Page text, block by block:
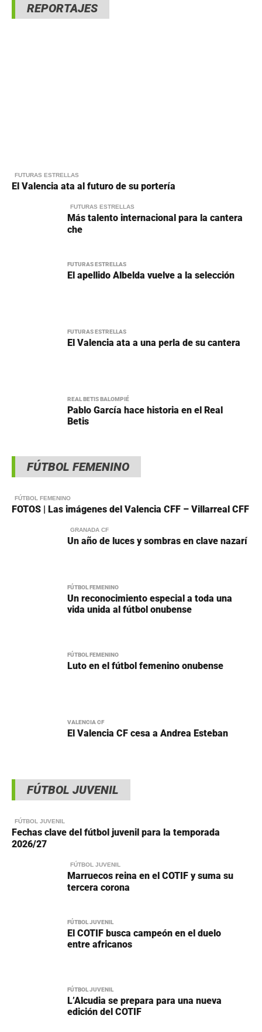
REPORTAJES
FUTURAS ESTRELLAS
El Valencia ata al futuro de su portería
FUTURAS ESTRELLAS
Más talento internacional para la cantera
che
FUTURAS ESTRELLAS
El apellido Albelda vuelve a la selección
FUTURAS ESTRELLAS
El Valencia ata a una perla de su cantera
REAL BETIS BALOMPIÉ
Pablo García hace historia en el Real
Betis
FÚTBOL FEMENINO
FÚTBOL FEMENINO
FOTOS | Las imágenes del Valencia CFF – Villarreal CFF
GRANADA CF
Un año de luces y sombras en clave nazarí
FÚTBOL FEMENINO
Un reconocimiento especial a toda una
vida unida al fútbol onubense
FÚTBOL FEMENINO
Luto en el fútbol femenino onubense
VALENCIA CF
El Valencia CF cesa a Andrea Esteban
FÚTBOL JUVENIL
FÚTBOL JUVENIL
Fechas clave del fútbol juvenil para la temporada
2026/27
FÚTBOL JUVENIL
Marruecos reina en el COTIF y suma su
tercera corona
FÚTBOL JUVENIL
El COTIF busca campeón en el duelo
entre africanos
FÚTBOL JUVENIL
L’Alcudia se prepara para una nueva
edición del COTIF